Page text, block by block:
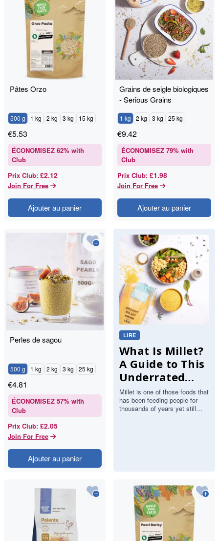
Pâtes Orzo
500 g 1 kg 2 kg 3 kg 15 kg
€5.53
ÉCONOMISEZ 62% with
Club
Prix Club: £2.12
Join For Free
Ajouter au panier
Grains de seigle biologiques
- Serious Grains
1 kg 2 kg 3 kg 25 kg
€9.42
ÉCONOMISEZ 79% with
Club
Prix Club: £1.98
Join For Free
Ajouter au panier
Perles de sagou
500 g 1 kg 2 kg 3 kg 25 kg
€4.81
ÉCONOMISEZ 57% with
Club
Prix Club: £2.05
Join For Free
Ajouter au panier
LIRE
What Is Millet?
A Guide to This
Underrated
Gluten-Free
Grain
Millet is one of those foods that
has been feeding people for
thousands of years yet still